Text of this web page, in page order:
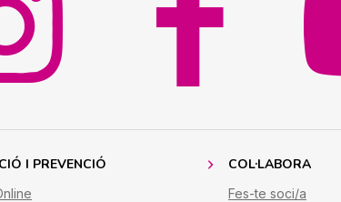
I PREVENCIÓ COL·LABORA
Fes-te soci/a